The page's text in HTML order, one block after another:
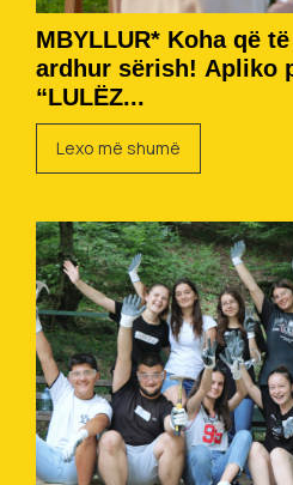
MBYLLUR* Koha që
ardhur sërish! Apliko
“LULËZ...
Lexo më shumë